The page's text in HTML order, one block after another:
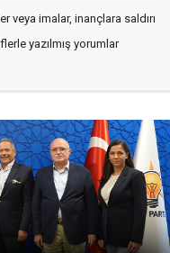
veya imalar, inançlara saldırı
yazılmış yorumlar